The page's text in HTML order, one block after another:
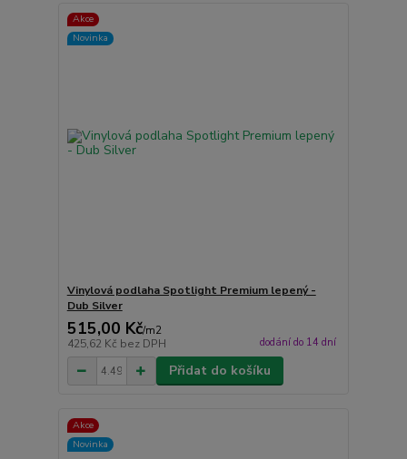
Akce
Novinka
Vinylová podlaha Spotlight Premium lepený -
Dub Silver
515,00 Kč/m2
425,62 Kč bez DPH dodání do 14 dní
Přidat do košíku
Akce
Novinka